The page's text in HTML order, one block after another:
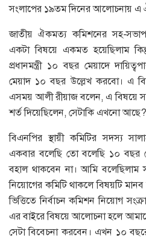
সংলাপের ১৯তম দিনের আলোচনায় এ
জাতীয় ঐকমত্য কমিশনের সহ-
একটা বিষয়ে একমত হয়েছিলাম
প্রধানমন্ত্রী ১০ বছর মেয়াদে
মেয়াদ ১০ বছর উল্লেখ করবো। এ
এসময় আলী রীয়াজ বলেন, এ বিষয়ে
শর্ত দিয়েছিলেন, সেটাকি এখনো আছে?
বিএনপির স্থায়ী কমিটির সদস্য
একবার বলেছি তো বলেছি ১০ বছর
বহাল থাকবেন না। আমি বলেছিলাম
নিয়োগের কমিটি থাকলে বিষয়টি
ভিত্তিতে নির্বাচন কমিশন নিয়োগ
এর বাইরে বিষয়ে আলোচনা হলে
সেটা বিবেচনা করবেন। এখন ১০